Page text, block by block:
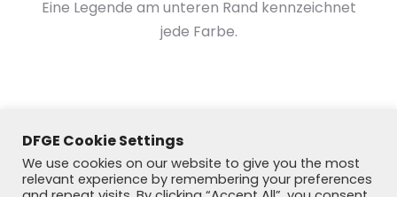
Eine Legende am unteren Rand kennzeichnet
jede Farbe.
DFGE Cookie Settings
We use cookies on our website to give you the most
relevant experience by remembering your preferences